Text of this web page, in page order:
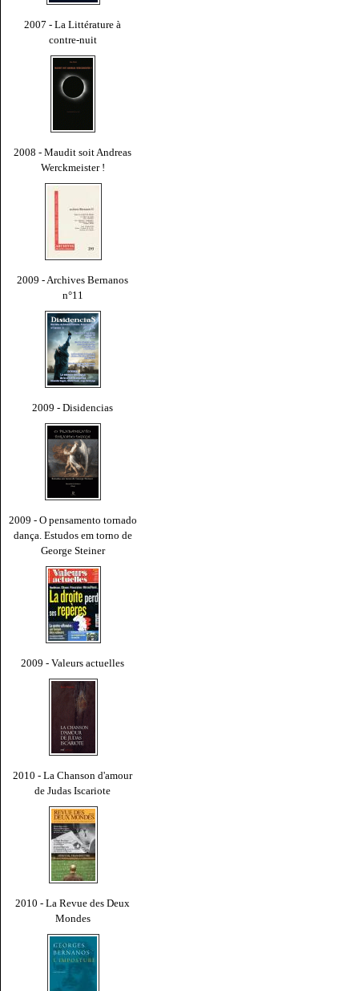
2007 - La Littérature à
contre-nuit
2008 - Maudit soit Andreas
Werckmeister !
2009 - Archives Bernanos
n°11
2009 - Disidencias
2009 - O pensamento tornado
dança. Estudos em torno de
George Steiner
2009 - Valeurs actuelles
2010 - La Chanson d'amour
de Judas Iscariote
2010 - La Revue des Deux
Mondes